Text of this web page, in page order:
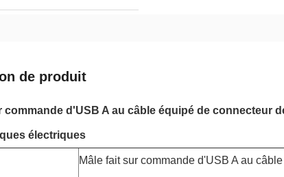
de produit
commande d'USB A au câble équipé de connecteur
électriques
Mâle fait sur commande d'USB A au